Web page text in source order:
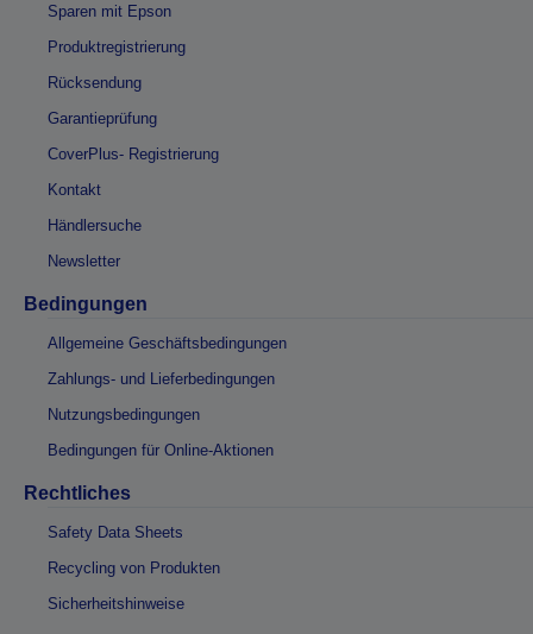
Sparen mit Epson
Produktregistrierung
Rücksendung
Garantieprüfung
CoverPlus- Registrierung
Kontakt
Händlersuche
Newsletter
Bedingungen
Allgemeine Geschäftsbedingungen
Zahlungs- und Lieferbedingungen
Nutzungsbedingungen
Bedingungen für Online-Aktionen
Rechtliches
Safety Data Sheets
Recycling von Produkten
Sicherheitshinweise